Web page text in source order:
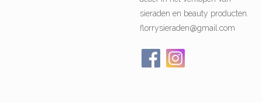
sieraden en beauty producten.
florrysieraden@gmail.com